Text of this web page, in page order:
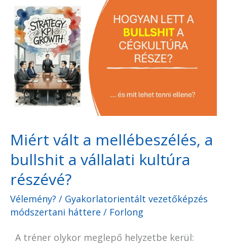
Miért vált a mellébeszélés, a
bullshit a vállalati kultúra
részévé?
Vélemény? / Gyakorlatorientált vezetőképzés
módszertani háttere / Forlong
A tréner olykor meglepő helyzetbe kerül:
Miért
vált
mellébeszélés,
a
bullshit
kultúra
részévé?